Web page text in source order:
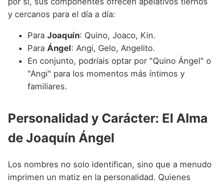
y cercanos para el día a día:
Para Joaquín: Quino, Joaco, Kin.
Para Ángel: Angi, Gelo, Angelito.
En conjunto, podríais optar por "Quino Ángel" o
"Angi" para los momentos más íntimos y
familiares.
Personalidad y Carácter: El Alma
de Joaquín Ángel
Los nombres no solo identifican, sino que a menudo
imprimen un matiz en la personalidad. Quienes